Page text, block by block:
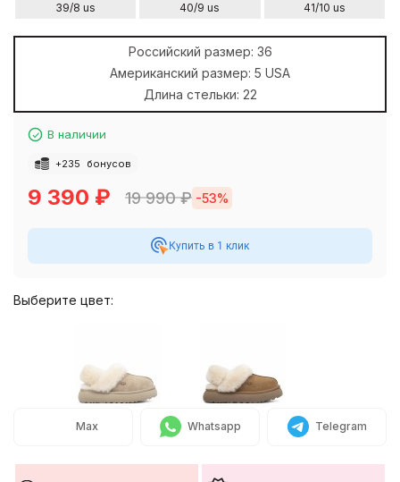
39/8 us
40/9 us 41/10 us
Российский размер: 36
Американский размер: 5 USA
Длина стельки: 22
В наличии
+235 бонусов
9 390 ₽ 19 990₽ -53%
Купить в 1 клик
Выберите цвет:
Max Whatsapp Telegram